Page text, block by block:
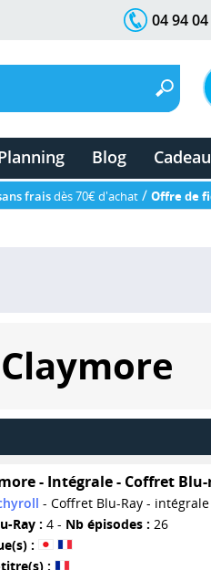
04 94
Blog
fraisdès 70€ d'achat / Offre de
Claymore
- Intégrale - Coffret
- Coffret Blu-Ray - intégrale
Ray : 4 - Nb épisodes : 26
:
: